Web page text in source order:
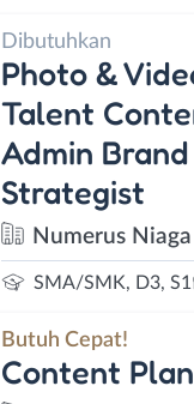
Dibutuhkan
Photo &
Talent
Admin
Strategist
Numerus
SMA/SMK, D3, S1
Butuh Cepat!
Content